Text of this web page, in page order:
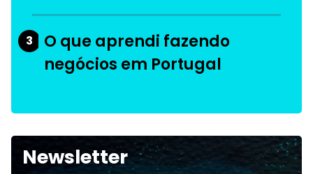
3
O que aprendi fazendo
negócios em Portugal
Newsletter